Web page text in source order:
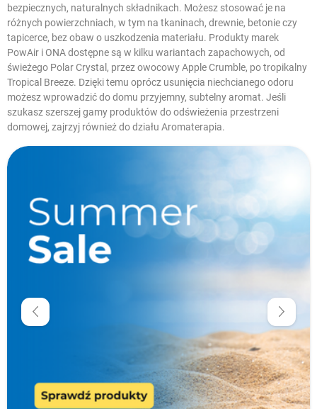
Promocje
Cena
Typ produktu
bezpiecznych, naturalnych składnikach. Możesz stosować je na
różnych powierzchniach, w tym na tkaninach, drewnie, betonie czy
tapicerce, bez obaw o uszkodzenia materiału. Produkty marek
PowAir i ONA dostępne są w kilku wariantach zapachowych, od
świeżego Polar Crystal, przez owocowy Apple Crumble, po tropikalny
Tropical Breeze. Dzięki temu oprócz usunięcia niechcianego odoru
możesz wprowadzić do domu przyjemny, subtelny aromat. Jeśli
szukasz szerszej gamy produktów do odświeżenia przestrzeni
domowej, zajrzyj również do działu Aromaterapia.